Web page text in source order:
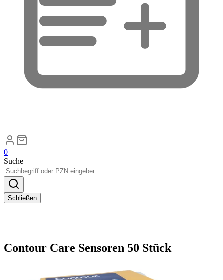
0
Suche
Schließen
Contour Care Sensoren 50 Stück